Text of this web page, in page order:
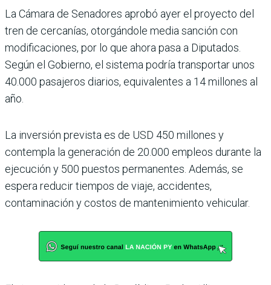
La Cámara de Senado­res aprobó ayer el pro­yecto del
tren de cer­canías, otorgándole media sanción con
modificaciones, por lo que ahora pasa a Dipu­tados.
Según el Gobierno, el sistema podría transportar unos
40.000 pasajeros dia­rios, equivalentes a 14 millo­nes al
año.
La inversión pre­vista es de USD 450 millones y
contempla la generación de 20.000 empleos durante la
ejecución y 500 puestos per­manentes. Además, se
espera reducir tiempos de viaje, acci­dentes,
contaminación y cos­tos de mantenimiento vehi­cular.